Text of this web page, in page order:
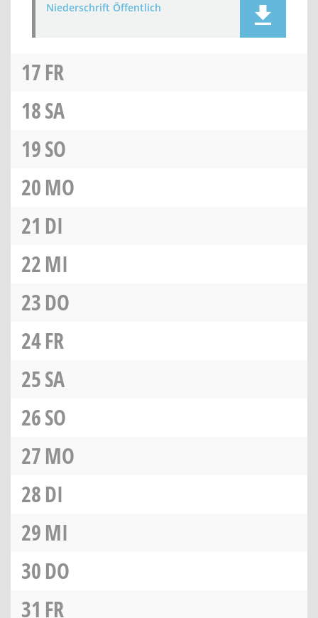
Niederschrift Öffentlich
17FR
18SA
19SO
20MO
21 DI
22MI
23DO
24FR
25SA
26SO
27MO
28DI
29MI
30DO
31 FR